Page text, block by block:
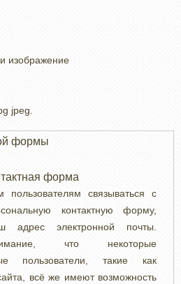
изображение
jpeg.
формы
форма
пользователям связываться с
контактную форму,
адрес электронной почты.
что некоторые
пользователи, такие как
всё же имеют возможность